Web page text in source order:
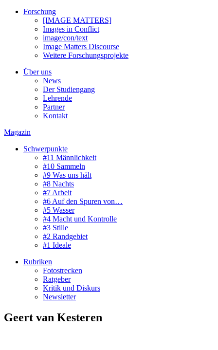
Forschung
[IMAGE MATTERS]
Images in Conflict
image/con/text
Image Matters Discourse
Weitere Forschungsprojekte
Über uns
News
Der Studiengang
Lehrende
Partner
Kontakt
Magazin
Schwerpunkte
#11 Männlichkeit
#10 Sammeln
#9 Was uns hält
#8 Nachts
#7 Arbeit
#6 Auf den Spuren von…
#5 Wasser
#4 Macht und Kontrolle
#3 Stille
#2 Randgebiet
#1 Ideale
Rubriken
Fotostrecken
Ratgeber
Kritik und Diskurs
Newsletter
Geert van Kesteren